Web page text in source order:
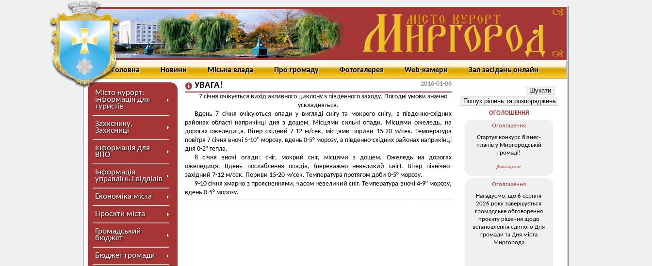
Головна Новини Міська влада Про громаду Фотогалерея Web-камери Зал засідань онлайн
Місто-курорт:
інформація для
туристів
Захиснику,
Захисниці
Інформація для
ВПО
Інформація
управлінь і відділів
Економіка міста
Проєкти міста
Громадський
бюджет
Бюджет громади
УВАГА!
2016-01-06
7 січня очікується вихід активного циклону з південного заходу. Погодні умови значно
ускладняться.
Вдень 7 січня очікуються опади у вигляді снігу та мокрого снігу, в південно-східних
районах області наприкінці дня з дощем. Місцями сильні опади. Місцями ожеледь, на
дорогах ожеледиця. Вітер східний 7-12 м/сек, місцями пориви 15-20 м/сек. Температура
повітря 7 січня вночі 5-10" морозу, вдень 0-5° морозу, в південно-східних районах наприкінці
дня 0-2° тепла.
8 січня вночі опади: сніг, мокрий сніг, місцями з дощем. Ожеледь на дорогах
ожеледиця. Вдень послаблення опадів, (переважно невеликий сніг). Вітер північно-
західний 7-12 м/сек. Пориви 15-20 м/сек. Температура протягом доби 0-5° морозу.
9-10 січня хмарно з проясненнями, часом невеликий сніг. Температура вночі 4-9° морозу,
вдень 0-5° морозу.
ОГОЛОШЕННЯ
Оголошення
Стартує конкурс бізнес-
планів у Миргородській
громаді!
Докладніше
Оголошення
Нагадуємо, що 6 серпня
2026 року завершується
громадське обговорення
проєкту рішення щодо
встановлення єдиного Дня
громади та Дня міста
Миргорода